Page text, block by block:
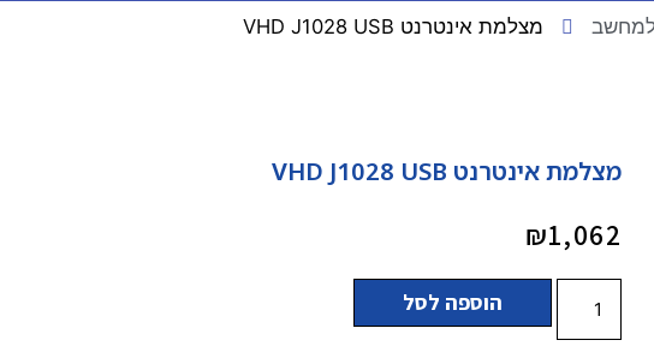
מצלמת אינטרנט VHD J1028 USB
מצלמת אינטרנט VHD J1028 USB
₪1,062
הוספה לסל